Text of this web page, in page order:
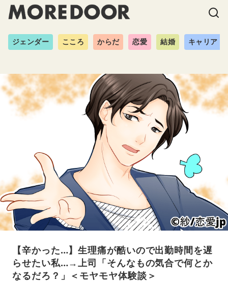
ジェンダー こころ からだ 恋愛 結婚 キャリア
【辛かった…】生理痛が酷いので出勤時間を遅
らせたい私…→上司「そんなもの気合で何とか
なるだろ？」＜モヤモヤ体験談＞